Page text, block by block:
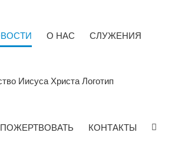
О НАС СЛУЖЕНИЯ
ПОЖЕРТВОВАТЬ КОНТАКТЫ